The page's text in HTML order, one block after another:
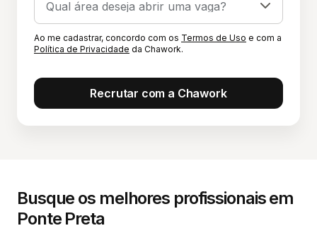
Ao me cadastrar, concordo com os Termos de Uso e com a
Política de Privacidade da Chawork.
Recrutar com a Chawork
Busque os melhores profissionais em
Ponte Preta